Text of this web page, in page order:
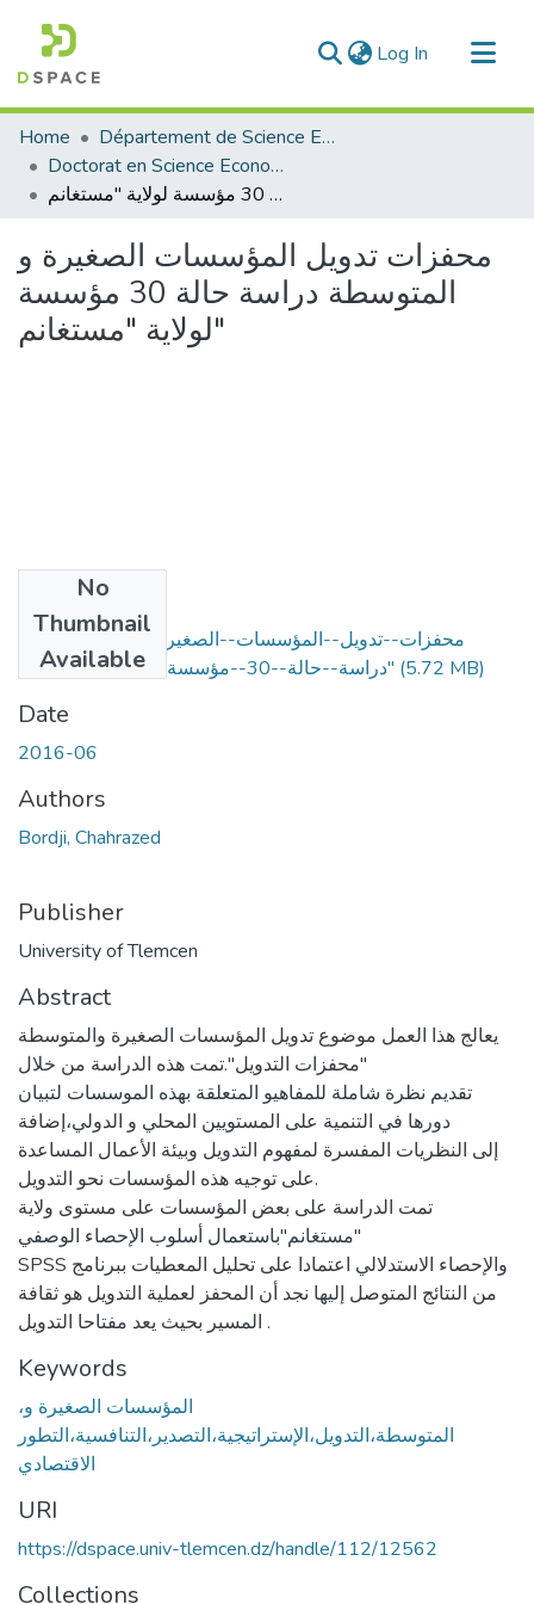
Log In (current)
Communities & Collections
All of DSpace
Statistics
Home
Département de Science Economique
Doctorat en Science Economique
محفزات تدويل المؤسسات الصغيرة و المتوسطة دراسة حالة 30 مؤسسة لولاية "مستغانم"
محفزات تدويل المؤسسات الصغيرة و
المتوسطة دراسة حالة 30 مؤسسة
لولاية "مستغانم"
No
Thumbnail
Available
محفزات--تدويل--المؤسسات--الصغيرة--و--المتوسطة--
دراسة--حالة--30--مؤسسة--لولاية--"مستغانم"
(5.72 MB)
Date
2016-06
Authors
Bordji, Chahrazed
Publisher
University of Tlemcen
Abstract
يعالج هذا العمل موضوع تدويل المؤسسات الصغيرة والمتوسطة
"محفزات التدويل".تمت هذه الدراسة من خلال
تقديم نظرة شاملة للمفاهيو المتعلقة بهذه الموسسات لتبيان
دورها في التنمية على المستويين المحلي و الدولي،إضافة
إلى النظريات المفسرة لمفهوم التدويل وبيئة الأعمال المساعدة
على توجيه هذه المؤسسات نحو التدويل.
تمت الدراسة على بعض المؤسسات على مستوى ولاية
"مستغانم"باستعمال أسلوب الإحصاء الوصفي
SPSS والإحصاء الاستدلالي اعتمادا على تحليل المعطيات ببرنامج
من النتائج المتوصل إليها نجد أن المحفز لعملية التدويل هو ثقافة
المسير بحيث يعد مفتاحا التدويل .
Keywords
،المؤسسات الصغيرة و
المتوسطة،التدويل،الإستراتيجية،التصدير،التنافسية،التطور
الاقتصادي
URI
https://dspace.univ-tlemcen.dz/handle/112/12562
Collections